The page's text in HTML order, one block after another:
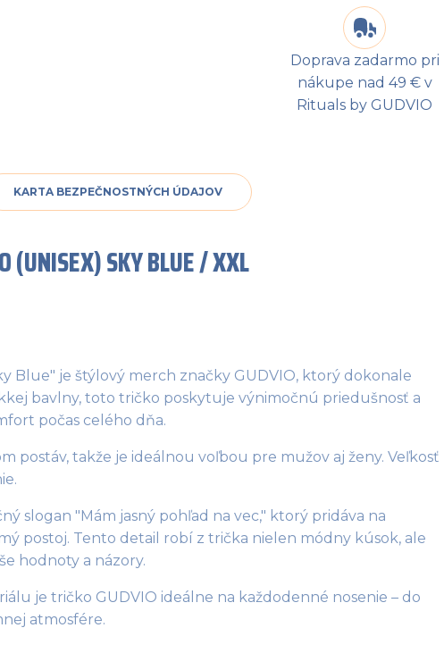
Doprava zadarmo pri
nákupe nad 49 € v
Rituals by GUDVIO
KARTA BEZPEČNOSTNÝCH ÚDAJOV
(UNISEX) SKY BLUE / XXL
Blue" je štýlový merch značky GUDVIO, ktorý dokonale
bavlny, toto tričko poskytuje výnimočnú priedušnosť a
počas celého dňa.
postáv, takže je ideálnou voľbou pre mužov aj ženy. Veľkosť
slogan "Mám jasný pohľad na vec," ktorý pridáva na
postoj. Tento detail robí z trička nielen módny kúsok, ale
hodnoty a názory.
je tričko GUDVIO ideálne na každodenné nosenie – do
atmosfére.